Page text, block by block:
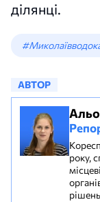
ділянці.
АВТОР
року,